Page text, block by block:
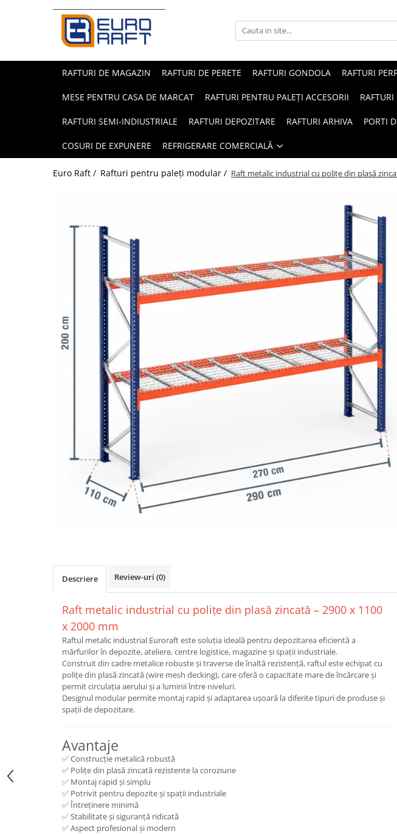
Refrigerare Comercială
RAFTURI DE MAGAZIN RAFTURI DE PERETE RAFTURI GONDOLA RAFTURI
MESE PENTRU CASA DE MARCAT RAFTURI PENTRU PALEȚI ACCESORII
RAFTURI SEMI-INDIUSTRIALE RAFTURI DEPOZITARE RAFTURI ARHIVA PORTI
COSURI DE EXPUNERE REFRIGERARE COMERCIALĂ
Euro Raft / Rafturi pentru paleți modular / Raft metalic industrial cu polițe din plasă
Descriere Review-uri (0)
Raft metalic industrial cu polițe din plasă zincată – 2900 x 1100
x 2000 mm
Raftul metalic industrial Euroraft este soluția ideală pentru depozitarea eficientă a
mărfurilor în depozite, ateliere, centre logistice, magazine și spații industriale.
Construit din cadre metalice robuste și traverse de înaltă rezistență, raftul este echipat cu
polițe din plasă zincată (wire mesh decking), care oferă o capacitate mare de încărcare și
permit circulația aerului și a luminii între niveluri.
Designul modular permite montaj rapid și adaptarea ușoară la diferite tipuri de produse și
spații de depozitare.
Avantaje
✅ Construcție metalică robustă
✅ Polițe din plasă zincată rezistente la coroziune
✅ Montaj rapid și simplu
✅ Potrivit pentru depozite și spații industriale
✅ Întreținere minimă
✅ Stabilitate și siguranță ridicată
✅ Aspect profesional și modern